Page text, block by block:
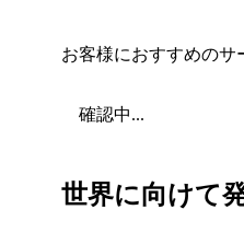
お客様におすすめのサ
確認中...
世界に向けて